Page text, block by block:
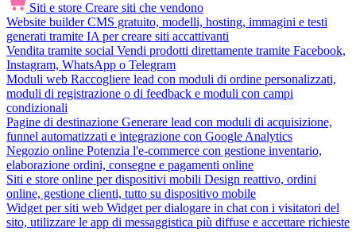
Siti e store Creare siti che vendono
Website builder CMS gratuito, modelli, hosting, immagini e testi
generati tramite IA per creare siti accattivanti
Vendita tramite social Vendi prodotti direttamente tramite Facebook,
Instagram, WhatsApp o Telegram
Moduli web Raccogliere lead con moduli di ordine personalizzati,
moduli di registrazione o di feedback e moduli con campi
condizionali
Pagine di destinazione Generare lead con moduli di acquisizione,
funnel automatizzati e integrazione con Google Analytics
Negozio online Potenzia l'e-commerce con gestione inventario,
elaborazione ordini, consegne e pagamenti online
Siti e store online per dispositivi mobili Design reattivo, ordini
online, gestione clienti, tutto su dispositivo mobile
Widget per siti web Widget per dialogare in chat con i visitatori del
sito, utilizzare le app di messaggistica più diffuse e accettare richieste